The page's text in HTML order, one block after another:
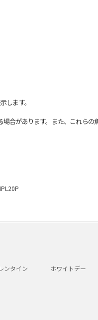
します。
があります。また、これらの
ンタイン ホワイトデー